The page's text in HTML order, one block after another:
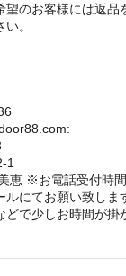
望のお客様には返品
。
1
恵 ※お電話受付時
にてお願い致しま
どで少しお時間が掛